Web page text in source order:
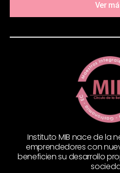
Ver
Instituto MIB nace de la
emprendedores con
beneficien su desarrollo